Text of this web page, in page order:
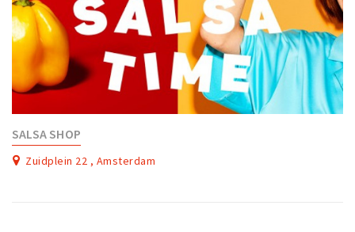
SALSA SHOP
Zuidplein 22 , Amsterdam